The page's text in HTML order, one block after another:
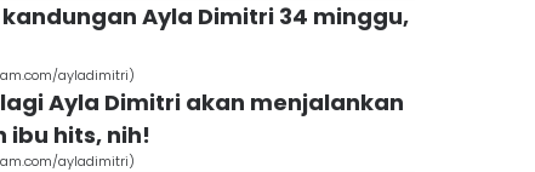
Ayla Dimitri 34 minggu,
ayladimitri)
Ayla Dimitri akan menjalankan
ibu hits, nih!
ayladimitri)